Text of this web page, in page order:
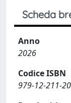
Scheda
Anno
2026
Codice ISBN
979-12-211-